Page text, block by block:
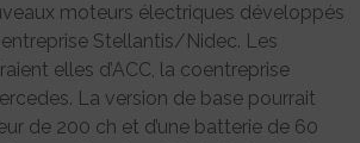
moteurs électriques développés
Stellantis/Nidec. Les
elles d’ACC, la coentreprise
La version de base pourrait
de 200 ch et d’une batterie de 60